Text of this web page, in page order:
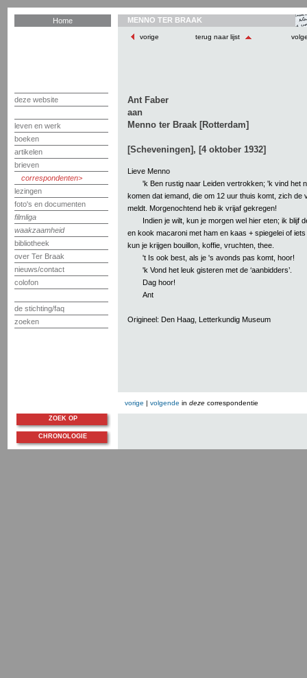
Home
deze website
leven en werk
boeken
artikelen
brieven
correspondenten
lezingen
foto's en documenten
filmliga
waakzaamheid
bibliotheek
over Ter Braak
nieuws/contact
colofon
de stichting/faq
zoeken
MENNO TER BRAAK
vorige terug naar lijst
Ant Faber
aan
Menno ter Braak [Rotterdam]
[Scheveningen], [4 oktober 1932]
Lieve Menno
'k Ben rustig naar Leiden vertrokken; 'k vind het
komen dat iemand, die om 12 uur thuis komt, zich de
meldt. Morgenochtend heb ik vrijaf gekregen!
Indien je wilt, kun je morgen wel hier eten; ik blijf
en kook macaroni met ham en kaas + spiegelei of
kun je krijgen bouillon, koffie, vruchten, thee.
't Is ook best, als je 's avonds pas komt, hoor!
'k Vond het leuk gisteren met de ‘aanbidders’.
Dag hoor!
Ant
Origineel: Den Haag, Letterkundig Museum
vorige | volgende in deze correspondentie
ZOEK OP
CHRONOLOGIE